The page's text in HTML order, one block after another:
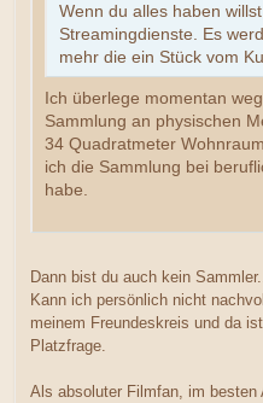
Wenn du alles haben
Streamingdienste. Es
mehr die ein Stück vom
Ich überlege momentan
Sammlung an physischen
34 Quadratmeter
ich die Sammlung bei
habe.
Dann bist du auch kein
Kann ich persönlich nicht
meinem Freundeskreis und da
Platzfrage.
Als absoluter Filmfan, im